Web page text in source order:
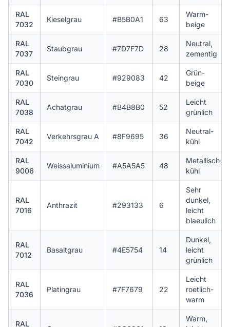
RAL
7032
Kieselgrau #B5B0A1 63
Warm-
beige
RAL
7037
Staubgrau #7D7F7D 28
Neutral,
zementig
RAL
7030
Steingrau #929083 42
Grün-
beige
RAL
7038
Achatgrau #B4B8B0 52
Leicht
grünlich
RAL
7042
Verkehrsgrau A #8F9695 36
Neutral-
kühl
RAL
9006
Weissaluminium #A5A5A5 48
Metallisch-
kühl
RAL
7016
Anthrazit #293133 6
Sehr
dunkel,
leicht
blaeulich
RAL
7012
Basaltgrau #4E5754 14
Dunkel,
leicht
grünlich
RAL
7036
Platingrau #7F7679 22
Leicht
roetlich-
warm
RAL
Warm,